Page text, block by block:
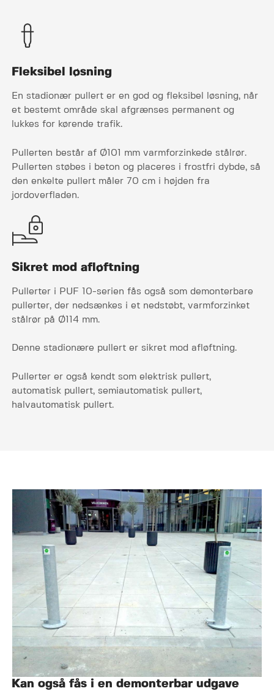
Fleksibel løsning
En stadionær pullert er en god og fleksibel løsning, når
et bestemt område skal afgrænses permanent og
lukkes for kørende trafik.
Pullerten består af Ø101 mm varmforzinkede stålrør.
Pullerten støbes i beton og placeres i frostfri dybde, så
den enkelte pullert måler 70 cm i højden fra
jordoverfladen.
Sikret mod afløftning
Pullerter i PUF 10-serien fås også som demonterbare
pullerter, der nedsænkes i et nedstøbt, varmforzinket
stålrør på Ø114 mm.
Denne stadionære pullert er sikret mod afløftning.
Pullerter er også kendt som elektrisk pullert,
automatisk pullert, semiautomatisk pullert,
halvautomatisk pullert​.
Kan også fås i en demonterbar udgave